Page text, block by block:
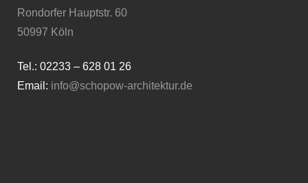
Rondorfer Hauptstr. 60
50997 Köln
Tel.: 02233 – 628 01 26
Email: info@schopow-architektur.de